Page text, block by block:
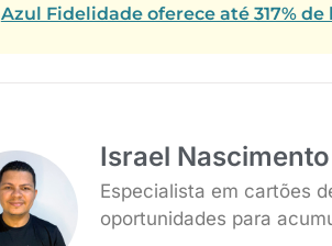
Azul Fidelidade oferece até 317%
Israel Nascimento
Especialista em cartões
oportunidades para